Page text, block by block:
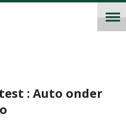
: Auto onder